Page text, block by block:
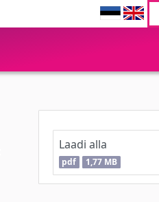
Laadi alla
pdf 1,77 MB